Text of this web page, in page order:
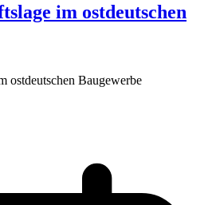
im ostdeutschen
ostdeutschen Baugewerbe